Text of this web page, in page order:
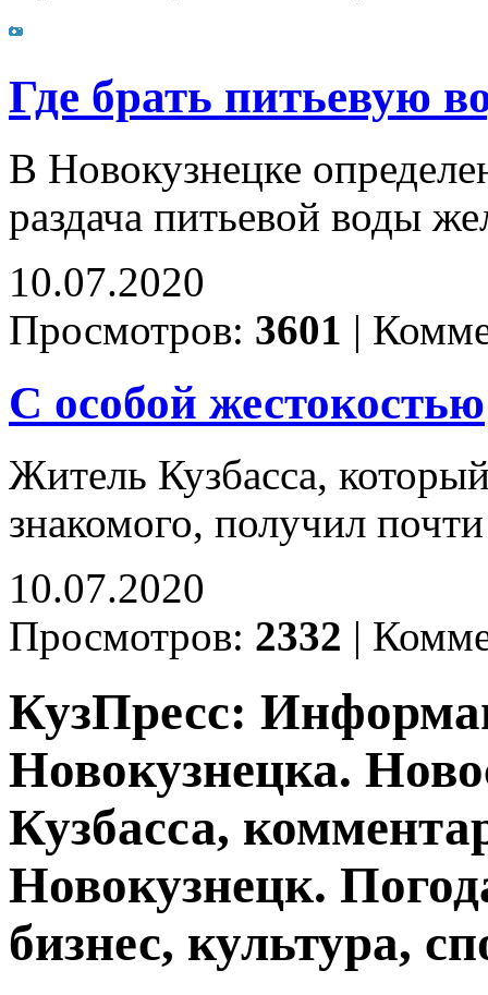
Где брать питьевую
В Новокузнецке
раздача питьевой воды
10.07.2020
Просмотров: 3601 |
С особой жестокостью
Житель Кузбасса,
знакомого, получил
10.07.2020
Просмотров: 2332 |
КузПресс:
Новокузнецка.
Кузбасса,
Новокузнецк.
бизнес, культура,